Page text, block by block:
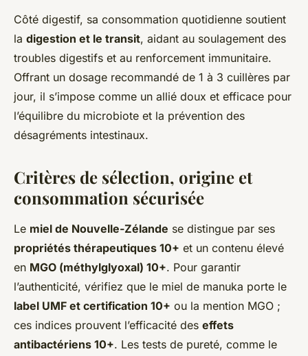
Côté digestif, sa consommation quotidienne soutient
la digestion et le transit, aidant au soulagement des
troubles digestifs et au renforcement immunitaire.
Offrant un dosage recommandé de 1 à 3 cuillères par
jour, il s’impose comme un allié doux et efficace pour
l’équilibre du microbiote et la prévention des
désagréments intestinaux.
Critères de sélection, origine et
consommation sécurisée
Le miel de Nouvelle-Zélande se distingue par ses
propriétés thérapeutiques 10+ et un contenu élevé
en MGO (méthylglyoxal) 10+. Pour garantir
l’authenticité, vérifiez que le miel de manuka porte le
label UMF et certification 10+ ou la mention MGO ;
ces indices prouvent l’efficacité des effets
antibactériens 10+. Les tests de pureté, comme le